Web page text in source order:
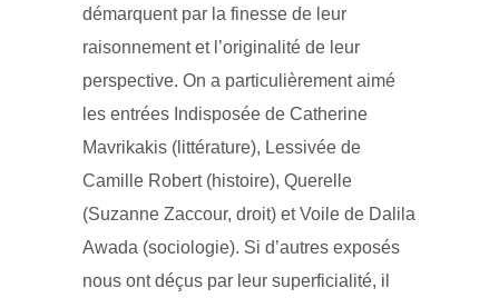
démarquent par la finesse de leur
raisonnement et l’originalité de leur
perspective. On a particulièrement aimé
les entrées Indisposée de Catherine
Mavrikakis (littérature), Lessivée de
Camille Robert (histoire), Querelle
(Suzanne Zaccour, droit) et Voile de Dalila
Awada (sociologie). Si d’autres exposés
nous ont déçus par leur superficialité, il